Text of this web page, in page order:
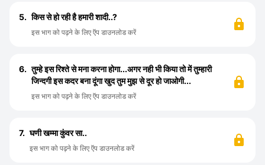
5. किस से हो रही है हमारी शादी..?
इस भाग को पढ़ने के लिए ऍप डाउनलोड करें
6. तुम्हे इस रिश्ते से मना करना होगा...अगर नही भी किया तो में तुम्हारी
जिन्दगी इस कदर बना दूंगा खुद तुम मुझ से दूर हो जाओगी...
इस भाग को पढ़ने के लिए ऍप डाउनलोड करें
7. घणी खम्मा कुंवर सा..
इस भाग को पढ़ने के लिए ऍप डाउनलोड करें